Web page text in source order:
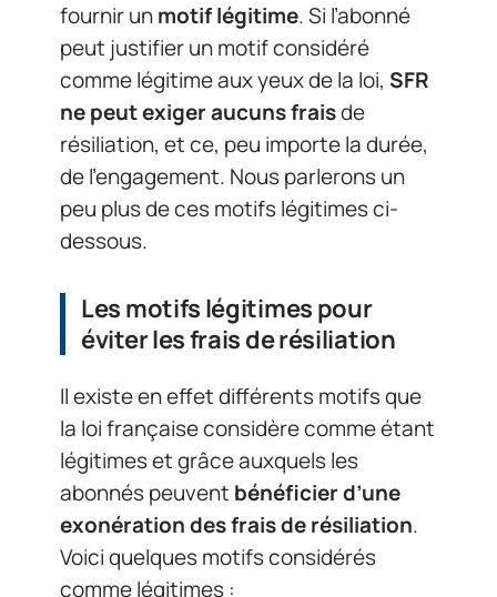
fournir unmotif légitime. Si l’abonné
peut justifier un motif considéré
comme légitime aux yeux de la loi, SFR
ne peut exiger aucuns fraisde
résiliation, et ce, peu importe la durée,
de l’engagement. Nous parlerons un
peu plus de ces motifs légitimes ci-
dessous.
Les motifs légitimes pour
éviter les frais de résiliation
Il existe en effet différents motifs que
la loi française considère comme étant
légitimes et grâce auxquels les
abonnés peuvent bénéficier d’une
exonération des frais de résiliation.
Voici quelques motifs considérés
comme légitimes :